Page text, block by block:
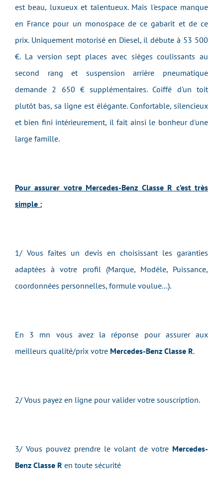
est beau, luxueux et talentueux. Mais l'espace manque
en France pour un monospace de ce gabarit et de ce
prix. Uniquement motorisé en Diesel, il débute à 53 500
€. La version sept places avec sièges coulissants au
second rang et suspension arrière pneumatique
demande 2 650 € supplémentaires. Coiffé d'un toit
plutôt bas, sa ligne est élégante. Confortable, silencieux
et bien fini intérieurement, il fait ainsi le bonheur d'une
large famille.
Pour assurer votre Mercedes-Benz Classe R c’est très
simple :
1/ Vous faites un devis en choisissant les garanties
adaptées à votre profil (Marque, Modèle, Puissance,
coordonnées personnelles, formule voulue…).
En 3 mn vous avez la réponse pour assurer aux
meilleurs qualité/prix votre Mercedes-Benz Classe R.
2/ Vous payez en ligne pour valider votre souscription.
3/ Vous pouvez prendre le volant de votre Mercedes-
Benz Classe R en toute sécurité